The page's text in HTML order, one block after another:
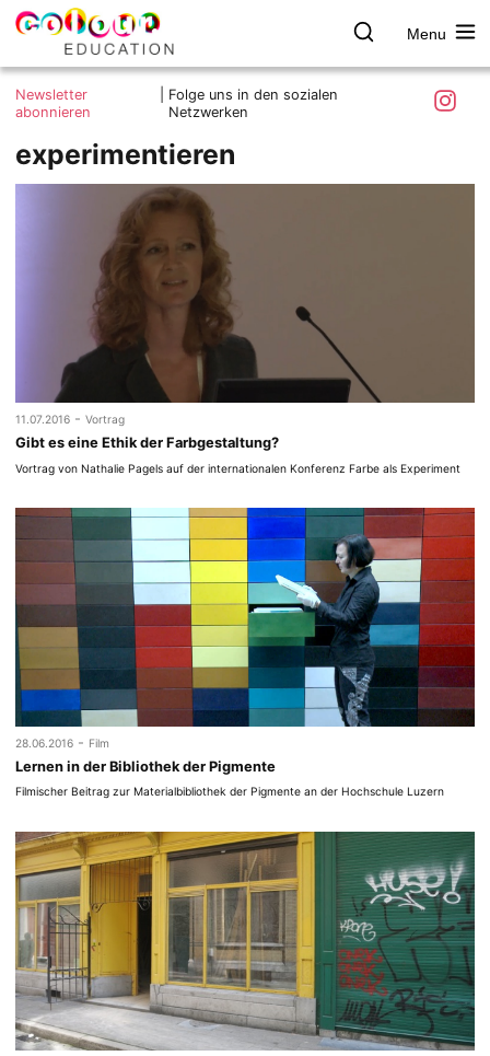
Skip
colour.education
Farbe
entdecken
Menu
Was ist colour.education?
Ziele und Mitmachen
Kontakt
Impressum
Datenschutzerklärung
Newsletter
abonnieren
Folge uns in den sozialen
Netzwerken
experimentieren
11.07.2016 - Vortrag
Gibt es eine Ethik der Farbgestaltung?
Vortrag von Nathalie Pagels auf der internationalen Konferenz Farbe als Experiment
28.06.2016 - Film
Lernen in der Bibliothek der Pigmente
Filmischer Beitrag zur Materialbibliothek der Pigmente an der Hochschule Luzern